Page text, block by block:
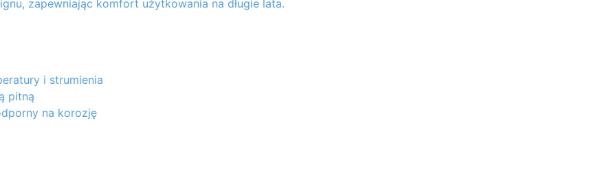
zapewniając komfort użytkowania na długie lata.
i strumienia
pitną
na korozję